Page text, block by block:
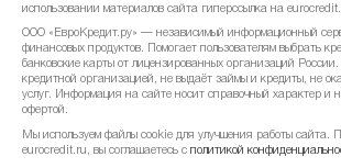
март 2023 33.73 ₽ -
февраль 2023 35.37 ₽
январь 2023 33.94 ₽
использовании материалов сайта гиперссылка на
ООО «ЕвроКредит.ру» — независимый информационный
финансовых продуктов. Помогает пользователям выбрать
банковские карты от лицензированных организаций России.
кредитной организацией, не выдаёт займы и кредиты, не
услуг. Информация на сайте носит справочный характер и
офертой.
Мы используем файлы cookie для улучшения работы сайта.
eurocredit.ru, вы соглашаетесь с политикой